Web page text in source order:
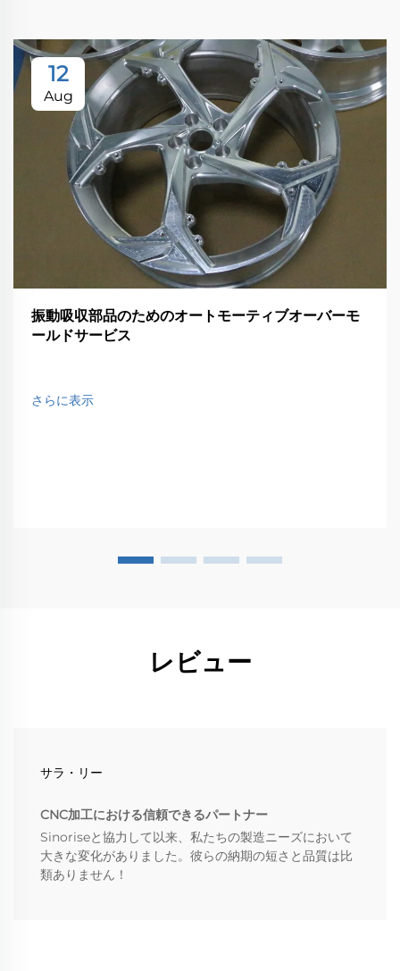
12
Aug
振動吸収部品のためのオートモーティブオーバーモ
ールドサービス
さらに表示
レビュー
サラ・リー
CNC加工における信頼できるパートナー
Sinoriseと協力して以来、私たちの製造ニーズにおいて
大きな変化がありました。彼らの納期の短さと品質は比
類ありません！